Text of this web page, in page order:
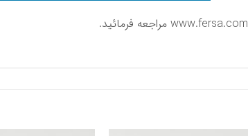
www.fersa.com مراجعه فرمائید.